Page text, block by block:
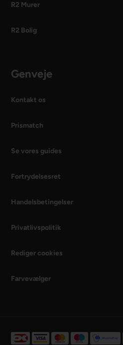
R2 Murer
R2 Bolig
Genveje
Kontakt os
Prismatch
Se vores guides
Fortrydelsesret
Handelsbetingelser
Privatlivspolitik
Rediger cookies
Farvevælger